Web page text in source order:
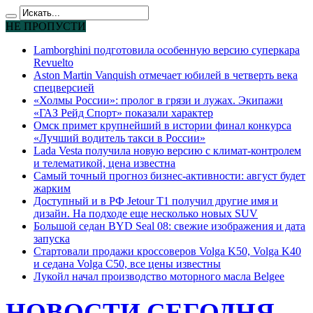
НЕ ПРОПУСТИ
Lamborghini подготовила особенную версию суперкара
Revuelto
Aston Martin Vanquish отмечает юбилей в четверть века
спецверсией
«Холмы России»: пролог в грязи и лужах. Экипажи
«ГАЗ Рейд Спорт» показали характер
Омск примет крупнейший в истории финал конкурса
«Лучший водитель такси в России»
Lada Vesta получила новую версию с климат-контролем
и телематикой, цена известна
Самый точный прогноз бизнес-активности: август будет
жарким
Доступный и в РФ Jetour T1 получил другие имя и
дизайн. На подходе еще несколько новых SUV
Большой седан BYD Seal 08: свежие изображения и дата
запуска
Стартовали продажи кроссоверов Volga K50, Volga K40
и седана Volga C50, все цены известны
Лукойл начал производство моторного масла Belgee